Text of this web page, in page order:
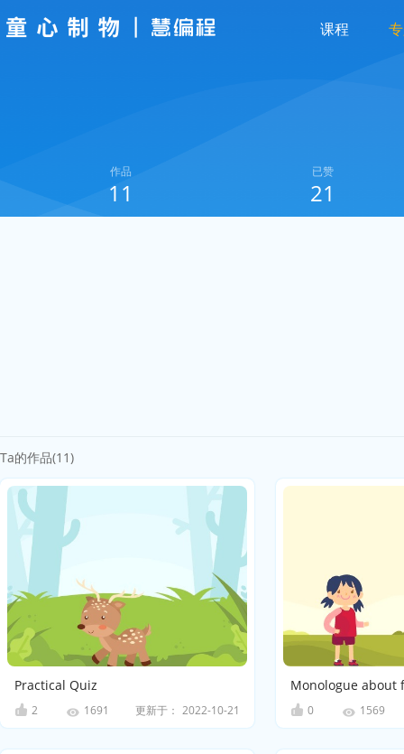
课程
作品
11
已赞
21
Ta的作品(11)
Practical Quiz
2 1691 更新于： 2022-10-21
Monologue about
0 1569